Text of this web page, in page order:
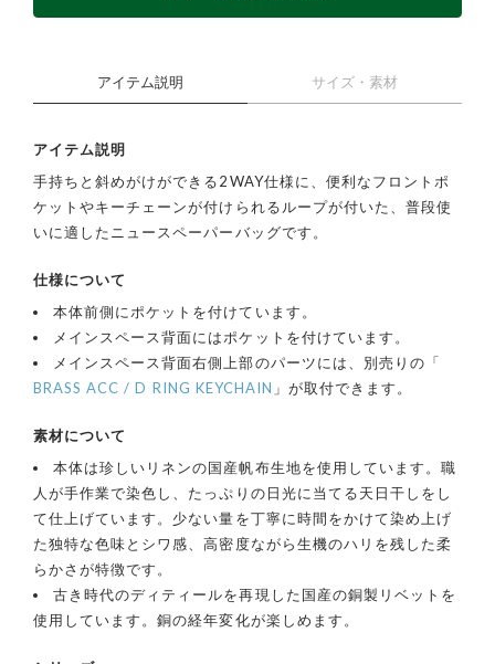
アイテム説明 サイズ・素材
アイテム説明
手持ちと斜めがけができる2WAY仕様に、便利なフロントポ
ケットやキーチェーンが付けられるループが付いた、普段使
いに適したニュースペーパーバッグです。
仕様について
本体前側にポケットを付けています。
メインスペース背面にはポケットを付けています。
メインスペース背面右側上部のパーツには、別売りの「
BRASS ACC / D RING KEYCHAIN 」が取付できます。
素材について
本体は珍しいリネンの国産帆布生地を使用しています。職
人が手作業で染色し、たっぷりの日光に当てる天日干しをし
て仕上げています。少ない量を丁寧に時間をかけて染め上げ
た独特な色味とシワ感、高密度ながら生機のハリを残した柔
らかさが特徴です。
古き時代のディティールを再現した国産の銅製リベットを
使用しています。銅の経年変化が楽しめます。